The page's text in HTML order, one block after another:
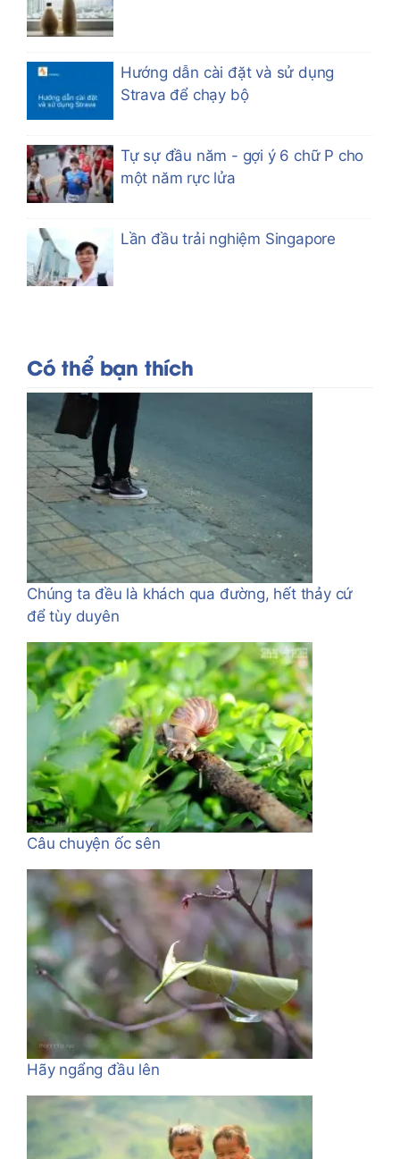
Hướng dẫn cài đặt và sử dụng
Strava để chạy bộ
Tự sự đầu năm - gợi ý 6 chữ P cho
một năm rực lửa
Lần đầu trải nghiệm Singapore
Có thể bạn thích
Chúng ta đều là khách qua đường, hết thảy cứ
để tùy duyên
Câu chuyện ốc sên
Hãy ngẩng đầu lên